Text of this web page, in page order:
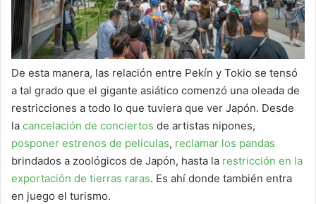
De esta manera, las relación entre Pekín y Tokio se tensó
a tal grado que el gigante asiático comenzó una oleada de
restricciones a todo lo que tuviera que ver Japón. Desde
la cancelación de conciertos de artistas nipones,
posponer estrenos de películas, reclamar los pandas
brindados a zoológicos de Japón, hasta la restricción en la
exportación de tierras raras. Es ahí donde también entra
en juego el turismo.